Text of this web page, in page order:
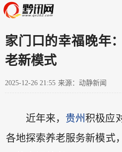
家门口的幸福晚年
老新模式
2025-12-26 21:55 来源：动静新闻
近年来， 贵州积极应
各地探索养老服务新模式